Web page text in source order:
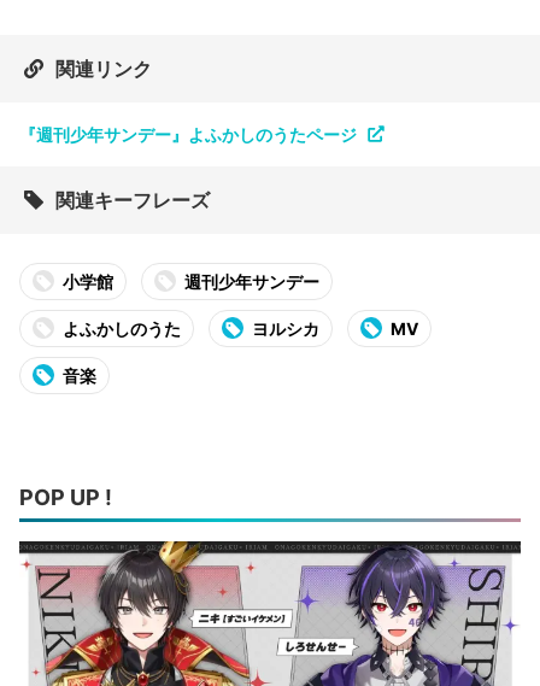
関連リンク
『週刊少年サンデー』よふかしのうたページ
関連キーフレーズ
小学館 週刊少年サンデー
よふかしのうた ヨルシカ MV
音楽
POP UP !